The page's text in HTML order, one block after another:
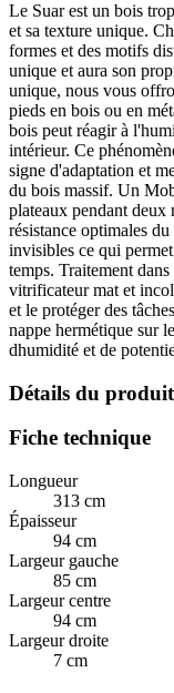
Le Suar est un bois
et sa texture unique.
formes et des motifs
unique et aura son
unique, nous vous
pieds en bois ou en
bois peut réagir à
intérieur. Ce
signe d'adaptation et
du bois massif. Un
plateaux pendant deux
résistance optimales
invisibles ce qui
temps. Traitement
vitrificateur mat et
et le protéger des
nappe hermétique sur
dhumidité et de
Détails du produit
Fiche technique
Longueur
313 cm
Épaisseur
94 cm
Largeur gauche
85 cm
Largeur centre
94 cm
Largeur droite
7 cm